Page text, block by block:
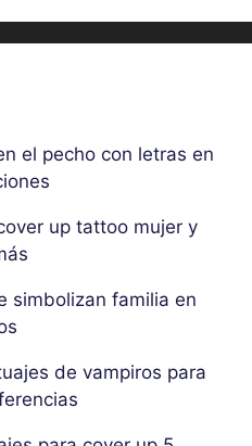
el pecho con letras en
up tattoo mujer y
simbolizan familia en
de vampiros para